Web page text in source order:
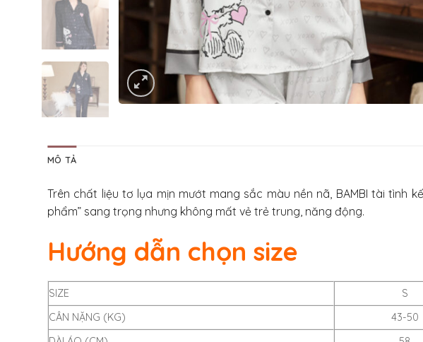
MÔ TẢ
Trên chất liệu tơ lụa mịn mướt mang sắc màu nền nã, BAMBI tài
phẩm” sang trọng nhưng không mất vẻ trẻ trung, năng động.
Hướng dẫn chọn size
SIZE S
CÂN NẶNG (KG)
43-50